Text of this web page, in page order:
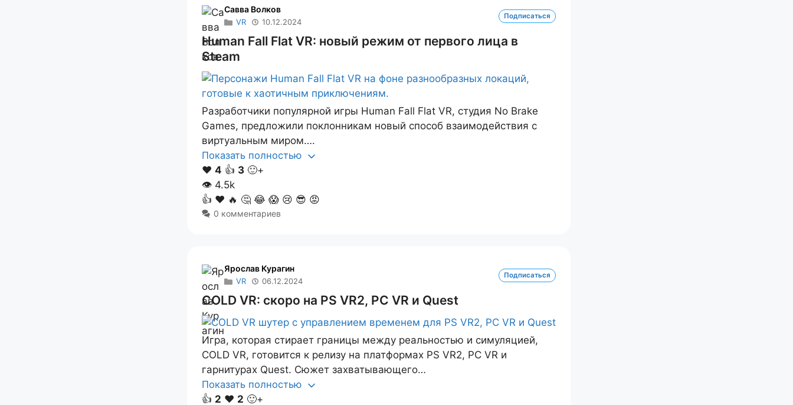
Савва Волков
VR 10.12.2024
Подписаться
Human Fall Flat VR: новый режим от первого лица в
Steam
Разработчики популярной игры Human Fall Flat VR, студия No Brake
Games, предложили поклонникам новый способ взаимодействия с
виртуальным миром….
Показать полностью
❤️ 4 👍 3 🙂+
👁 4.5k
👍 ❤️ 🔥 🤔 😂 😱 😢 😎 😡
0 комментариев
Ярослав Курагин
VR 06.12.2024
Подписаться
COLD VR: скоро на PS VR2, PC VR и Quest
Игра, которая стирает границы между реальностью и симуляцией,
COLD VR, готовится к релизу на платформах PS VR2, PC VR и
гарнитурах Quest. Сюжет захватывающего…
Показать полностью
👍 2 ❤️ 2 🙂+